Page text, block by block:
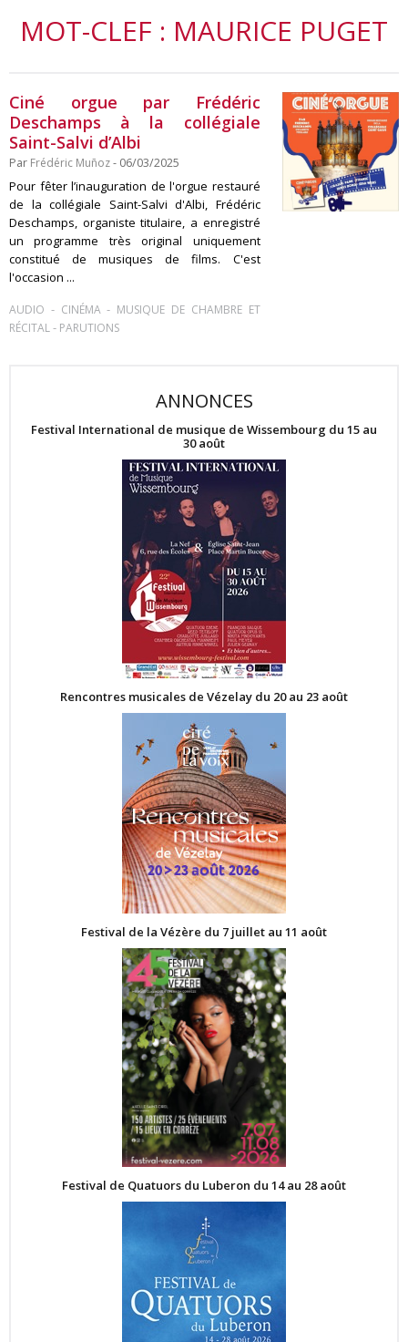
MOT-CLEF : MAURICE PUGET
Ciné orgue par Frédéric
Deschamps à la collégiale
Saint-Salvi d’Albi
Par Frédéric Muñoz- 06/03/2025
Pour fêter l’inauguration de l'orgue restauré
de la collégiale Saint-Salvi d'Albi, Frédéric
Deschamps, organiste titulaire, a enregistré
un programme très original uniquement
constitué de musiques de films. C'est
l'occasion ...
AUDIO - CINÉMA- MUSIQUE DE CHAMBRE ET
RÉCITAL- PARUTIONS
ANNONCES
Festival International de musique de Wissembourg du 15 au
30 août
Rencontres musicales de Vézelay du 20 au 23 août
Festival de la Vézère du 7 juillet au 11 août
Festival de Quatuors du Luberon du 14 au 28 août